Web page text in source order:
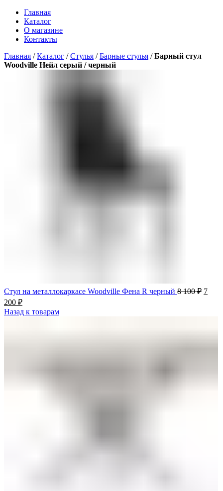
Главная
Каталог
О магазине
Контакты
Главная /Каталог /Стулья /Барные стулья /Барный стул
Woodville Нейл серый / черный
Стул на металлокаркасе Woodville Фена R черный 8 100₽ 7
200 ₽
Назад к товарам